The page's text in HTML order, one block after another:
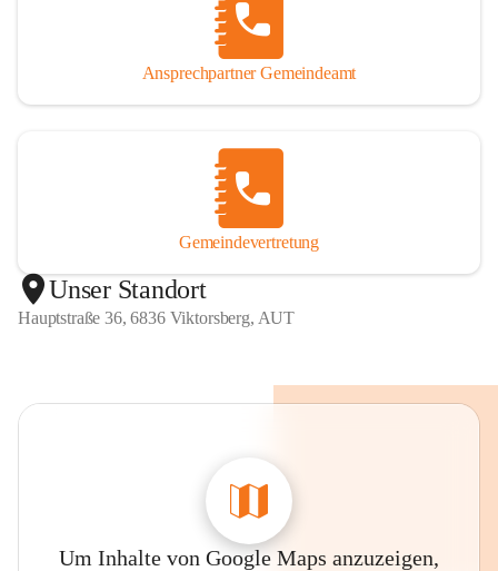
Ansprechpartner Gemeindeamt
Gemeindevertretung
Unser Standort
Hauptstraße 36, 6836 Viktorsberg, AUT
Um Inhalte von Google Maps anzuzeigen,